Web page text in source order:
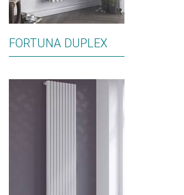
FORTUNA DUPLEX